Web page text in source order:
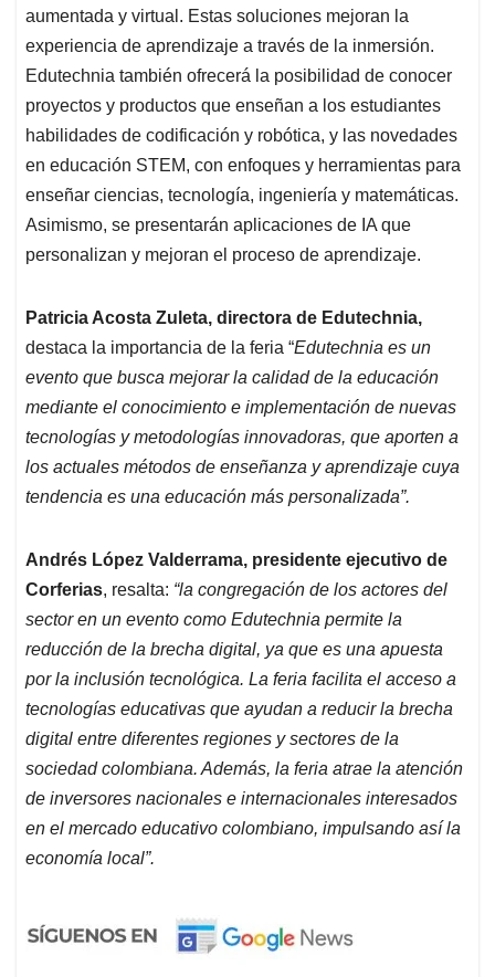
aumentada y virtual. Estas soluciones mejoran la
experiencia de aprendizaje a través de la inmersión.
Edutechnia también ofrecerá la posibilidad de conocer
proyectos y productos que enseñan a los estudiantes
habilidades de codificación y robótica, y las novedades
en educación STEM, con enfoques y herramientas para
enseñar ciencias, tecnología, ingeniería y matemáticas.
Asimismo, se presentarán aplicaciones de IA que
personalizan y mejoran el proceso de aprendizaje.
Patricia Acosta Zuleta, directora de Edutechnia,
destaca la importancia de la feria “Edutechnia es un
evento que busca mejorar la calidad de la educación
mediante el conocimiento e implementación de nuevas
tecnologías y metodologías innovadoras, que aporten a
los actuales métodos de enseñanza y aprendizaje cuya
tendencia es una educación más personalizada”.
Andrés López Valderrama, presidente ejecutivo de
Corferias, resalta: “la congregación de los actores del
sector en un evento como Edutechnia permite la
reducción de la brecha digital, ya que es una apuesta
por la inclusión tecnológica. La feria facilita el acceso a
tecnologías educativas que ayudan a reducir la brecha
digital entre diferentes regiones y sectores de la
sociedad colombiana. Además, la feria atrae la atención
de inversores nacionales e internacionales interesados
en el mercado educativo colombiano, impulsando así la
economía local”.